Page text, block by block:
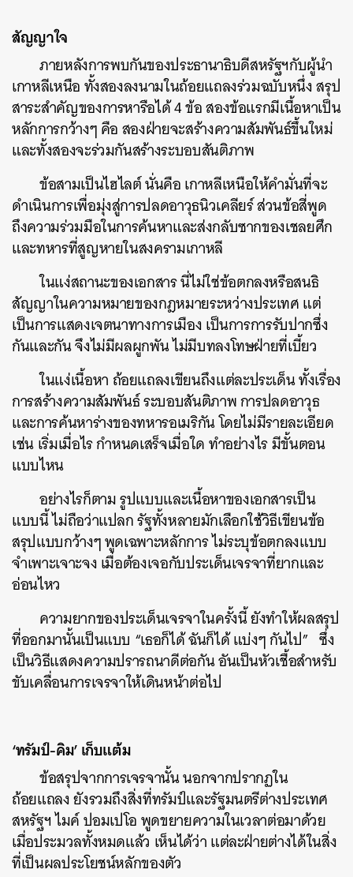
สัญญาใจ
ภายหลังการพบกันของประธานาธิบดีสหรัฐฯกับผู้นำ
เกาหลีเหนือ ทั้งสองลงนามในถ้อยแถลงร่วมฉบับหนึ่ง สรุป
สาระสำคัญของการหารือได้ 4 ข้อ สองข้อแรกมีเนื้อหาเป็น
หลักการกว้างๆ คือ สองฝ่ายจะสร้างความสัมพันธ์ขึ้นใหม่
และทั้งสองจะร่วมกันสร้างระบอบสันติภาพ
ข้อสามเป็นไฮไลต์ นั่นคือ เกาหลีเหนือให้คำมั่นที่จะ
ดำเนินการเพื่อมุ่งสู่การปลดอาวุธนิวเคลียร์ ส่วนข้อสี่พูด
ถึงความร่วมมือในการค้นหาและส่งกลับซากของเชลยศึก
และทหารที่สูญหายในสงครามเกาหลี
ในแง่สถานะของเอกสาร นี่ไม่ใช่ข้อตกลงหรือสนธิ
สัญญาในความหมายของกฎหมายระหว่างประเทศ แต่
เป็นการแสดงเจตนาทางการเมือง เป็นการการรับปากซึ่ง
กันและกัน จึงไม่มีผลผูกพัน ไม่มีบทลงโทษฝ่ายที่เบี้ยว
ในแง่เนื้อหา ถ้อยแถลงเขียนถึงแต่ละประเด็น ทั้งเรื่อง
การสร้างความสัมพันธ์ ระบอบสันติภาพ การปลดอาวุธ
และการค้นหาร่างของทหารอเมริกัน โดยไม่มีรายละเอียด
เช่น เริ่มเมื่อไร กำหนดเสร็จเมื่อใด ทำอย่างไร มีขั้นตอน
แบบไหน
อย่างไรก็ตาม รูปแบบและเนื้อหาของเอกสารเป็น
แบบนี้ ไม่ถือว่าแปลก รัฐทั้งหลายมักเลือกใช้วิธีเขียนข้อ
สรุปแบบกว้างๆ พูดเฉพาะหลักการ ไม่ระบุข้อตกลงแบบ
จำเพาะเจาะจง เมื่อต้องเจอกับประเด็นเจรจาที่ยากและ
อ่อนไหว
ความยากของประเด็นเจรจาในครั้งนี้ ยังทำให้ผลสรุป
ที่ออกมานั้นเป็นแบบ “เธอก็ได้ ฉันก็ได้ แบ่งๆ กันไป” ซึ่ง
เป็นวิธีแสดงความปรารถนาดีต่อกัน อันเป็นหัวเชื้อสำหรับ
ขับเคลื่อนการเจรจาให้เดินหน้าต่อไป
‘ทรัมป์-คิม’ เก็บแต้ม
ข้อสรุปจากการเจรจานั้น นอกจากปรากฏใน
ถ้อยแถลง ยังรวมถึงสิ่งที่ทรัมป์และรัฐมนตรีต่างประเทศ
สหรัฐฯ ไมค์ ปอมเปโอ พูดขยายความในเวลาต่อมาด้วย
เมื่อประมวลทั้งหมดแล้ว เห็นได้ว่า แต่ละฝ่ายต่างได้ในสิ่ง
ที่เป็นผลประโยชน์หลักของตัว